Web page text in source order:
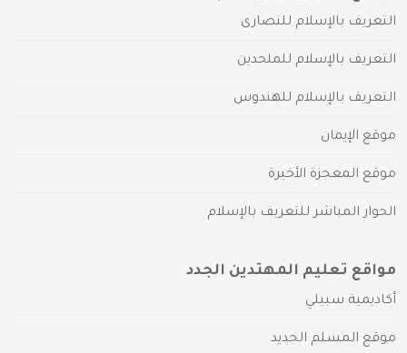
التعريف بالإسلام للنصارى
التعريف بالإسلام للملحدين
التعريف بالإسلام للهندوس
موقع الإيمان
موقع المعجزة الأخيرة
الحوار المباشر للتعريف بالإسلام
مواقع تعليم المهتدين الجدد
أكاديمية سبيلي
موقع المسلم الجديد